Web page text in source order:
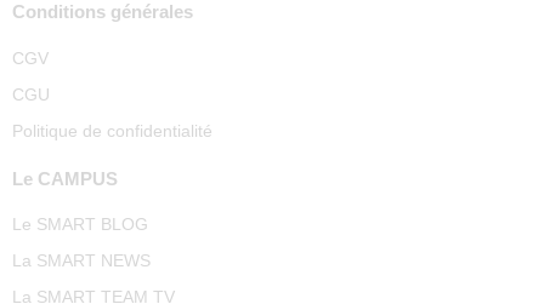
Conditions générales
CGV
CGU
Politique de confidentialité
Le CAMPUS
Le SMART BLOG
La SMART NEWS
La SMART TEAM TV